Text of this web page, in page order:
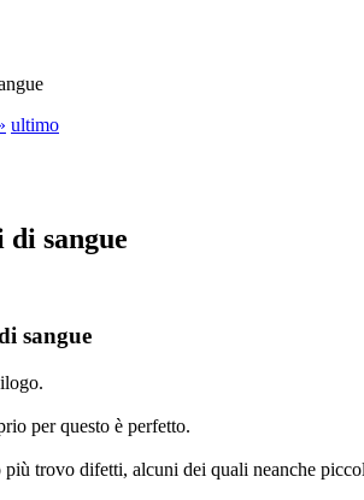
ultimo
sangue
sangue
per questo è perfetto.
più trovo difetti, alcuni dei quali neanche